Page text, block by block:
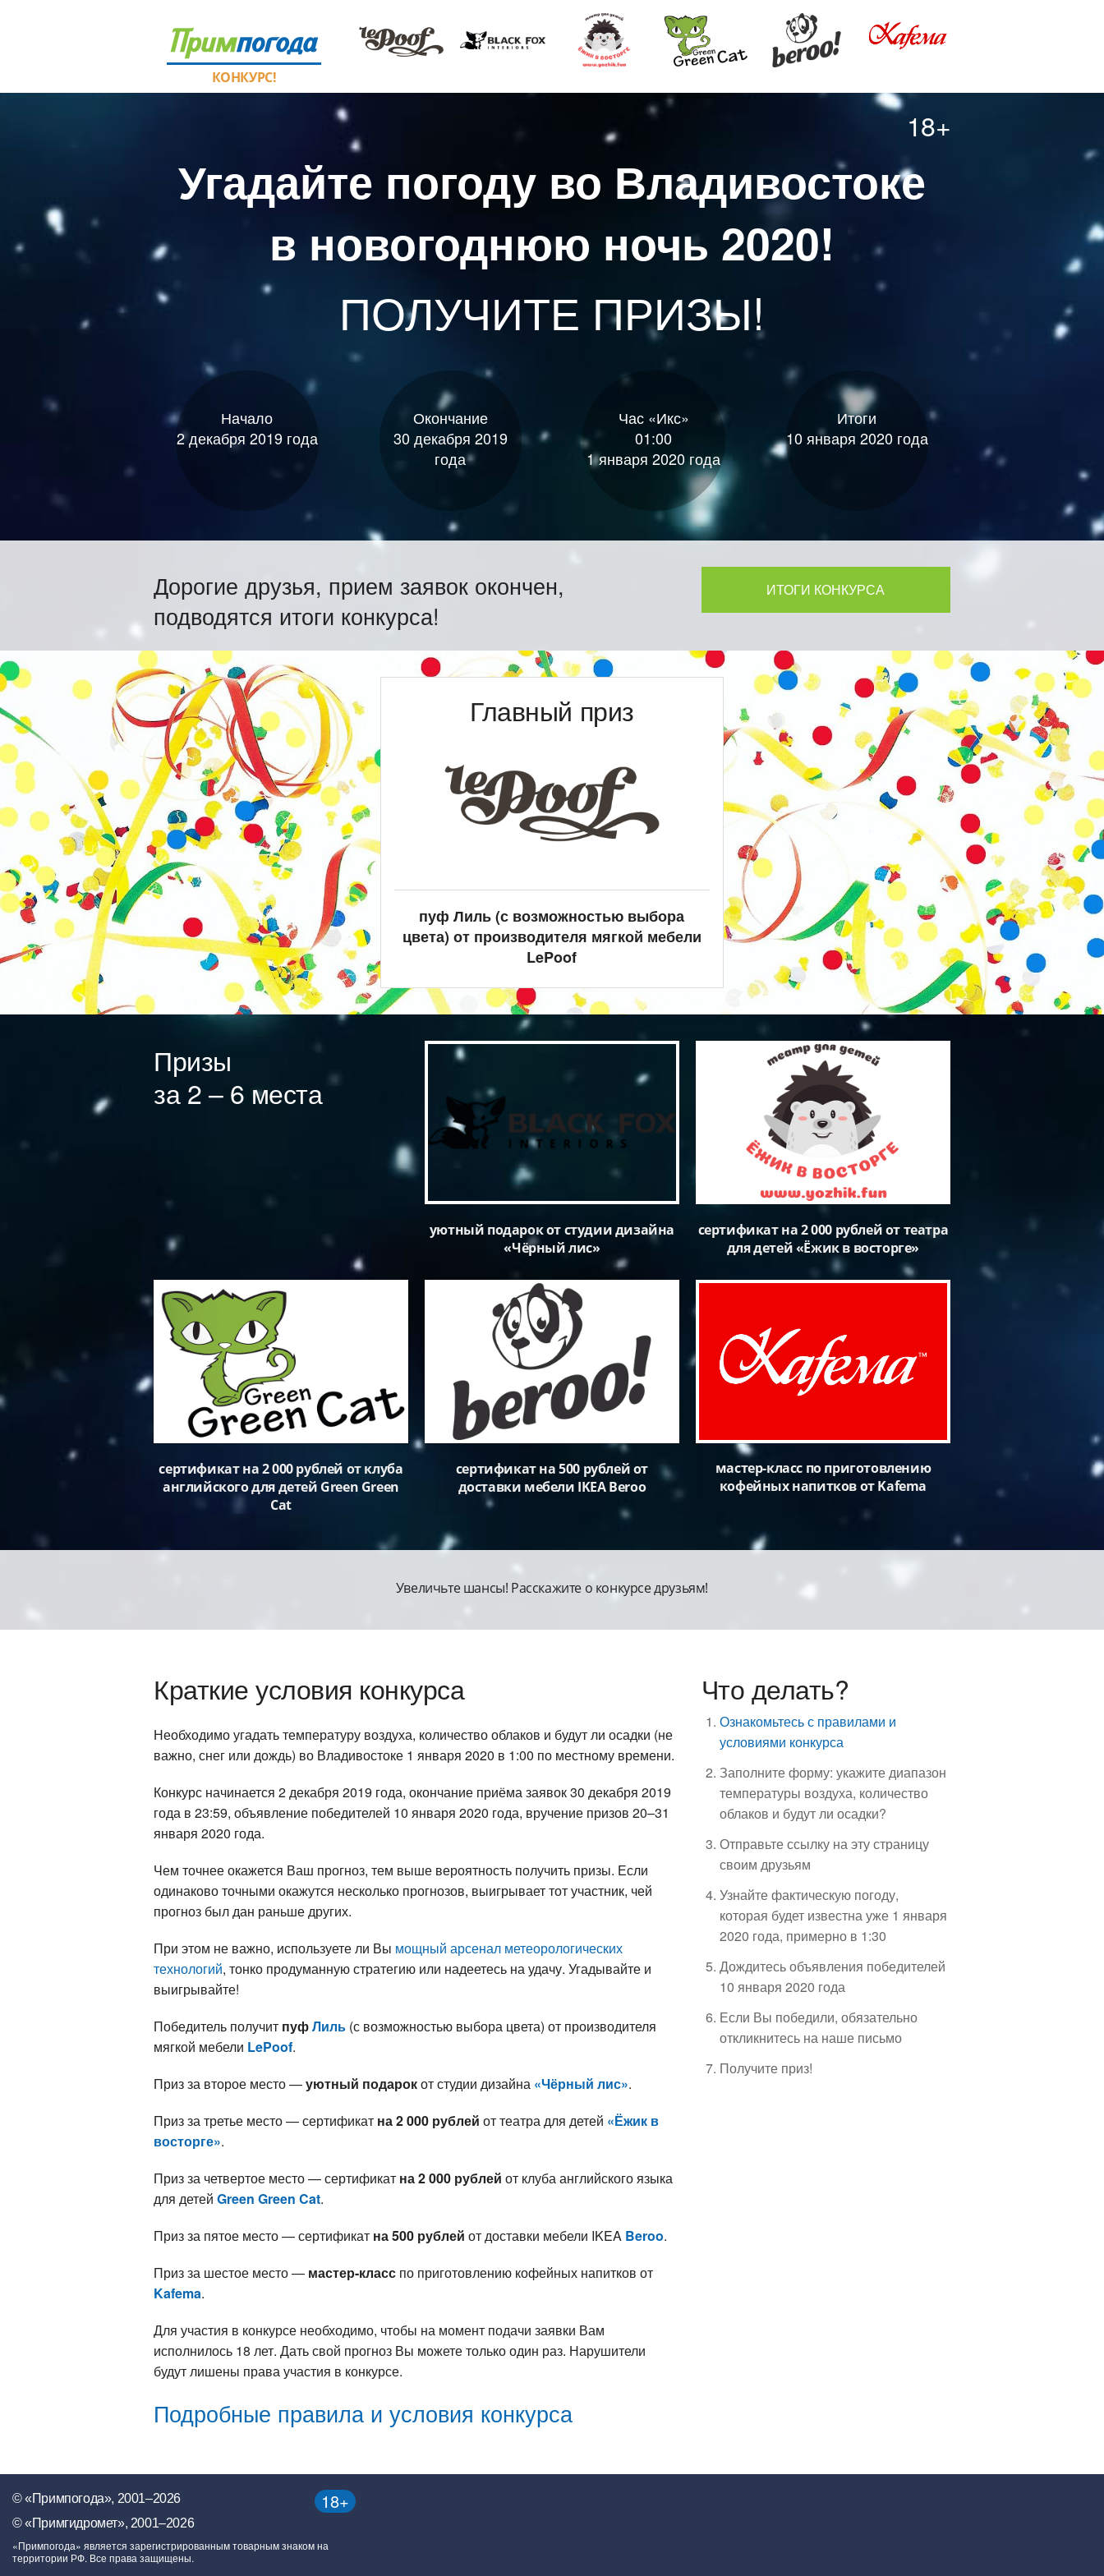
КОНКУРС!
18+
Угадайте погоду во Владивостоке
в новогоднюю ночь 2020!
ПОЛУЧИТЕ ПРИЗЫ!
Начало
2 декабря 2019 года
Окончание
30 декабря 2019
года
Час «Икс»
01:00
1 января 2020 года
Итоги
10 января 2020 года
Дорогие друзья, прием заявок окончен,
подводятся итоги конкурса!
ИТОГИ КОНКУРСА
Главный приз
пуф Лиль (с возможностью выбора
цвета) от производителя мягкой мебели
LePoof
Призы
за 2 – 6 места
уютный подарок от студии дизайна
«Чёрный лис»
сертификат на 2 000 рублей от театра
для детей «Ёжик в восторге»
сертификат на 2 000 рублей от клуба
английского для детей Green Green
Cat
сертификат на 500 рублей от
доставки мебели IKEA Beroo
мастер-класс по приготовлению
кофейных напитков от Kafema
Увеличьте шансы! Расскажите о конкурсе друзьям!
Краткие условия конкурса
Необходимо угадать температуру воздуха, количество облаков и будут ли осадки (не
важно, снег или дождь) во Владивостоке 1 января 2020 в 1:00 по местному времени.
Конкурс начинается 2 декабря 2019 года, окончание приёма заявок 30 декабря 2019
года в 23:59, объявление победителей 10 января 2020 года, вручение призов 20–31
января 2020 года.
Чем точнее окажется Ваш прогноз, тем выше вероятность получить призы. Если
одинаково точными окажутся несколько прогнозов, выигрывает тот участник, чей
прогноз был дан раньше других.
При этом не важно, используете ли Вы мощный арсенал метеорологических
технологий, тонко продуманную стратегию или надеетесь на удачу. Угадывайте и
выигрывайте!
Победитель получит пуфЛиль (с возможностью выбора цвета) от производителя
мягкой мебели LePoof.
Приз за второе место —уютный подарокот студии дизайна «Чёрный лис».
Приз за третье место — сертификат на 2 000 рублей от театра для детей «Ёжик в
восторге».
Приз за четвертое место — сертификат на 2 000 рублей от клуба английского языка
для детей Green Green Cat.
Приз за пятое место — сертификат на 500 рублей от доставки мебели IKEA Beroo.
Приз за шестое место — мастер-класс по приготовлению кофейных напитков от
Kafema.
Для участия в конкурсе необходимо, чтобы на момент подачи заявки Вам
исполнилось 18 лет. Дать свой прогноз Вы можете только один раз. Нарушители
будут лишены права участия в конкурсе.
Подробные правила и условия конкурса
Что делать?
Ознакомьтесь с правилами и
условиями конкурса
Заполните форму: укажите диапазон
температуры воздуха, количество
облаков и будут ли осадки?
Отправьте ссылку на эту страницу
своим друзьям
Узнайте фактическую погоду,
которая будет известна уже 1 января
2020 года, примерно в 1:30
Дождитесь объявления победителей
10 января 2020 года
Если Вы победили, обязательно
откликнитесь на наше письмо
Получите приз!
18+
© «Примпогода», 2001–2026
© «Примгидромет», 2001–2026
«Примпогода» является зарегистрированным товарным знаком на
территории РФ. Все права защищены.